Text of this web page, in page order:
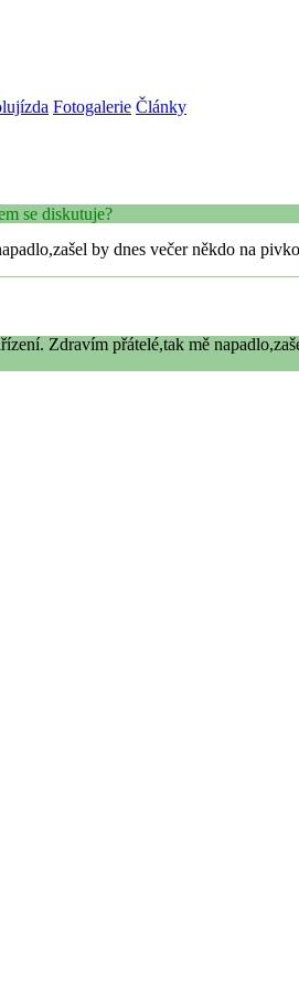
Fotogalerie Články
se diskutuje?
by dnes večer někdo na
Zdravím přátelé,tak mě